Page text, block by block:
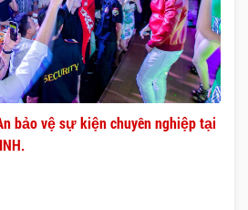
bảo vệ sự kiện chuyên nghiệp tại